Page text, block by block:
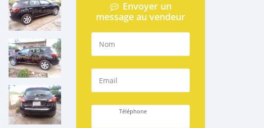
Envoyer un
message au vendeur
Nom
Email
Téléphone